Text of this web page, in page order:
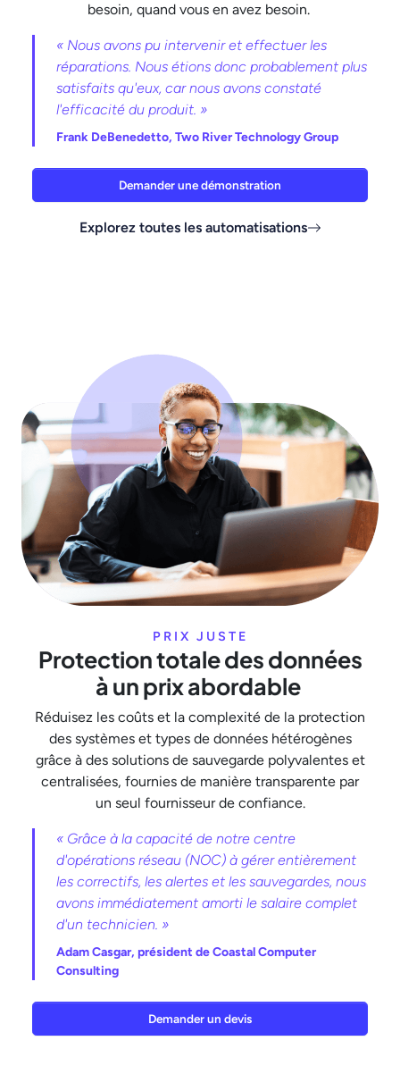
besoin, quand vous en avez besoin.
« Nous avons pu intervenir et effectuer les
réparations. Nous étions donc probablement plus
satisfaits qu'eux, car nous avons constaté
l'efficacité du produit. »
Frank DeBenedetto, Two River Technology Group
Demander une démonstration
Explorez toutes les automatisations
PRIX ​​JUSTE
Protection totale des données
à un prix abordable
Réduisez les coûts et la complexité de la protection
des systèmes et types de données hétérogènes
grâce à des solutions de sauvegarde polyvalentes et
centralisées, fournies de manière transparente par
un seul fournisseur de confiance.
« Grâce à la capacité de notre centre
d'opérations réseau (NOC) à gérer entièrement
les correctifs, les alertes et les sauvegardes, nous
avons immédiatement amorti le salaire complet
d'un technicien. »
Adam Casgar, président de Coastal Computer
Consulting
Demander un devis